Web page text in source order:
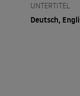
UNTERTITEL
Deutsch,